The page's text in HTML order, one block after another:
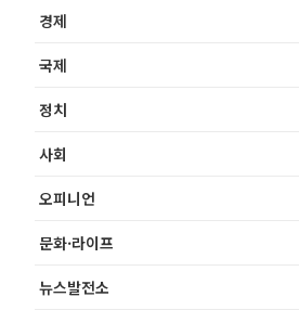
경제
국제
정치
사회
오피니언
문화·라이프
뉴스발전소